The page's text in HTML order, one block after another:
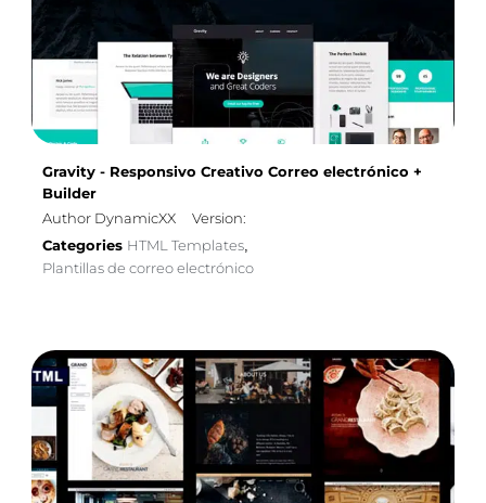
Gravity - Responsivo Creativo Correo electrónico +
Builder
Author DynamicXX
Version:
Categories HTML Templates
Plantillas de correo electrónico